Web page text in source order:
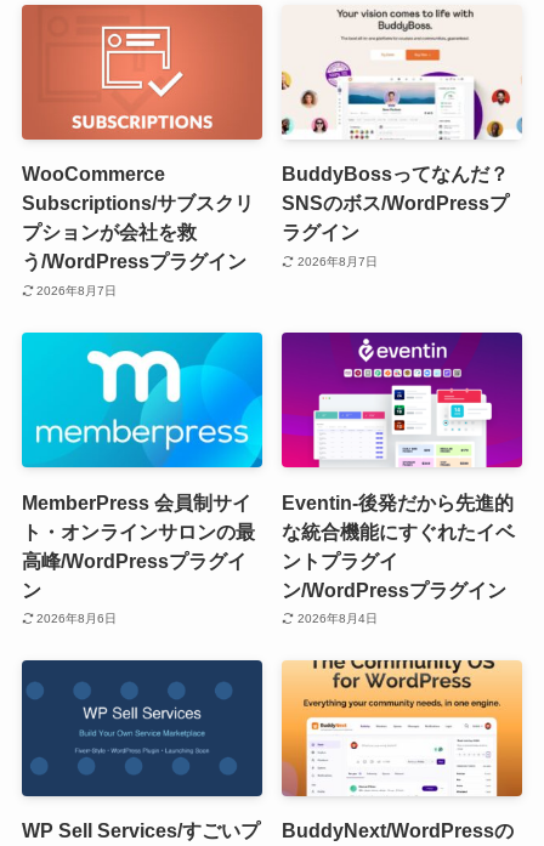
WooCommerce
Subscriptions/サブスクリ
プションが会社を救
う/WordPressプラグイン
2026年8月7日
BuddyBossってなんだ？
SNSのボス/WordPressプ
ラグイン
2026年8月7日
MemberPress 会員制サイ
ト・オンラインサロンの最
高峰/WordPressプラグイ
ン
2026年8月6日
Eventin-後発だから先進的
な統合機能にすぐれたイベ
ントプラグイ
ン/WordPressプラグイン
2026年8月4日
WP Sell Services/すごいプ
BuddyNext/WordPressの